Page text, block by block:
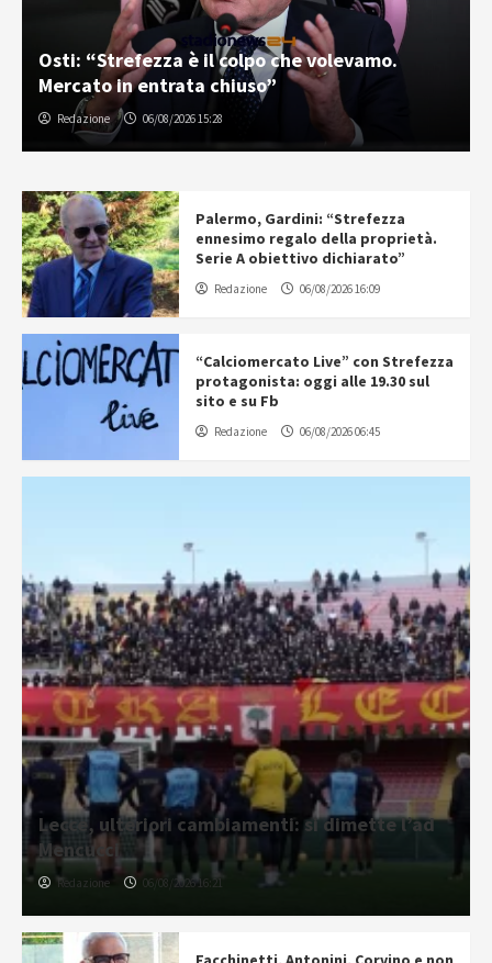
Osti: “Strefezza è il colpo che volevamo.
Mercato in entrata chiuso”
Redazione 06/08/2026 15:28
Palermo, Gardini: “Strefezza
ennesimo regalo della proprietà.
Serie A obiettivo dichiarato”
Redazione 06/08/2026 16:09
“Calciomercato Live” con Strefezza
protagonista: oggi alle 19.30 sul
sito e su Fb
Redazione 06/08/2026 06:45
Lecce, ulteriori cambiamenti: si dimette l’ad
Mencucci
Redazione 06/08/2026 16:21